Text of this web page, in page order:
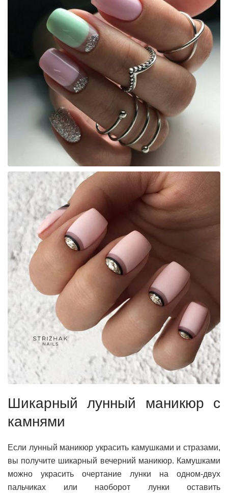
Шикарный лунный маникюр с
камнями
Если лунный маникюр украсить камушками и стразами,
вы получите шикарный вечерний маникюр. Камушками
можно украсить очертание лунки на одном-двух
пальчиках или наоборот лунки оставить